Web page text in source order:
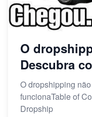
O
Descubra
O dropshipping
funcionaTable of
Dropship